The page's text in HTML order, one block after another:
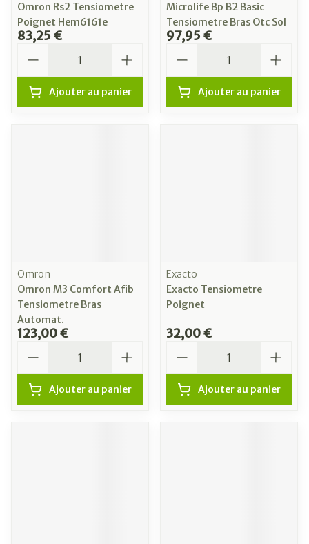
Omron Rs2 Tensiometre
Poignet Hem6161e
83,25 €
Ajouter au panier
Microlife Bp B2 Basic
Tensiometre Bras Otc Sol
97,95 €
Ajouter au panier
Omron
Omron M3 Comfort Afib
Tensiometre Bras
Automat.
123,00 €
Ajouter au panier
Exacto
Exacto Tensiometre
Poignet
32,00 €
Ajouter au panier